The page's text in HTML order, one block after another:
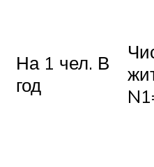
На 1 чел. В
год